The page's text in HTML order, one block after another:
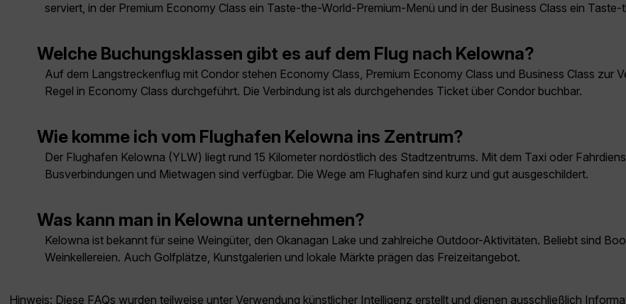
serviert, in der Premium Economy Class ein Taste-the-World-Premium-Menü und in der Business Class ein
Welche Buchungsklassen gibt es auf dem Flug nach Kelowna?
Auf dem Langstreckenflug mit Condor stehen Economy Class, Premium Economy Class und Business Class zur
Regel in Economy Class durchgeführt. Die Verbindung ist als durchgehendes Ticket über Condor buchbar.
Wie komme ich vom Flughafen Kelowna ins Zentrum?
Der Flughafen Kelowna (YLW) liegt rund 15 Kilometer nordöstlich des Stadtzentrums. Mit dem Taxi oder
Busverbindungen und Mietwagen sind verfügbar. Die Wege am Flughafen sind kurz und gut ausgeschildert.
Was kann man in Kelowna unternehmen?
Kelowna ist bekannt für seine Weingüter, den Okanagan Lake und zahlreiche Outdoor-Aktivitäten. Beliebt sind
Weinkellereien. Auch Golfplätze, Kunstgalerien und lokale Märkte prägen das Freizeitangebot.
Hinweis: Diese FAQs wurden teilweise unter Verwendung künstlicher Intelligenz erstellt und dienen ausschließlich